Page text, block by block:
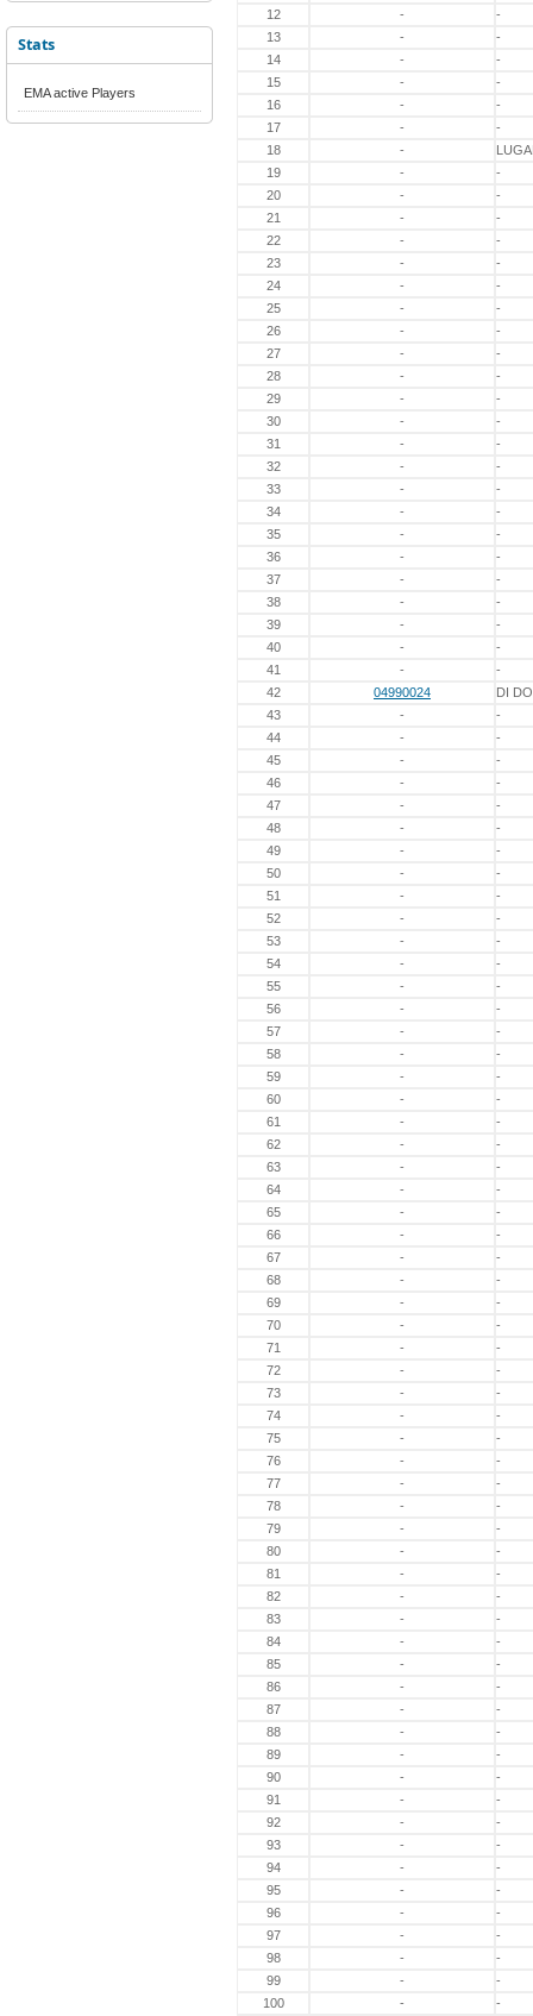
Stats
EMA active Players
12
-
-
13
-
-
14
-
-
15
-
-
16
-
-
17
-
-
18
-
19
-
-
20
-
-
21
-
-
22
-
-
23
-
-
24
-
-
25
-
-
26
-
-
27
-
-
28
-
-
29
-
-
30
-
-
31
-
-
32
-
-
33
-
-
34
-
-
35
-
-
36
-
-
37
-
-
38
-
-
39
-
-
40
-
-
41
-
-
42
04990024
DI
43
-
-
44
-
-
45
-
-
46
-
-
47
-
-
48
-
-
49
-
-
50
-
-
51
-
-
52
-
-
53
-
-
54
-
-
55
-
-
56
-
-
57
-
-
58
-
-
59
-
-
60
-
-
61
-
-
62
-
-
63
-
-
64
-
-
65
-
-
66
-
-
67
-
-
68
-
-
69
-
-
70
-
-
71
-
-
72
-
-
73
-
-
74
-
-
75
-
-
76
-
-
77
-
-
78
-
-
79
-
-
80
-
-
81
-
-
82
-
-
83
-
-
84
-
-
85
-
-
86
-
-
87
-
-
88
-
-
89
-
-
90
-
-
91
-
-
92
-
-
93
-
-
94
-
-
95
-
-
96
-
-
97
-
-
98
-
-
99
-
-
100
- -